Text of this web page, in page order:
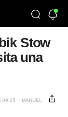
Stow
una
09:25 MANUEL